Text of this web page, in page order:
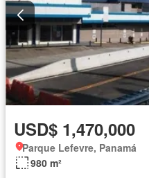
USD$ 1,470,000
Parque Lefevre, Panamá
980 m²